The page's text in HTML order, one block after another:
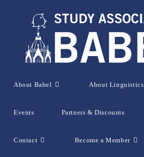
About Babel About Linguistics
Events Partners & Discounts
Contact Become a Member